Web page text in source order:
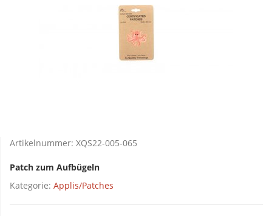
Artikelnummer: XQS22-005-065
Patch zum Aufbügeln
Kategorie: Applis/Patches